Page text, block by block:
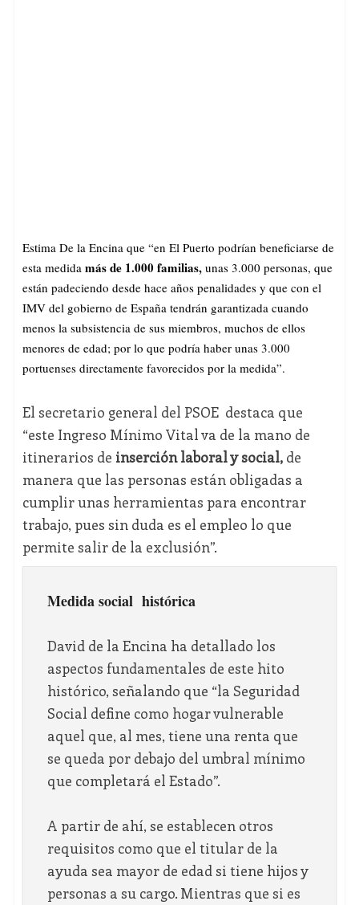
Estima De la Encina que “en El Puerto podrían beneficiarse de
esta medidamás de 1.000 familias,unas 3.000 personas, que
están padeciendo desde hace años penalidades y que con el
IMV del gobierno de España tendrán garantizada cuando
menos la subsistencia de sus miembros, muchos de ellos
menores de edad; por lo que podría haber unas 3.000
portuenses directamente favorecidos por la medida”.
El secretario general del PSOE destaca que
“este Ingreso Mínimo Vital va de la mano de
itinerarios de inserción laboral y social, de
manera que las personas están obligadas a
cumplir unas herramientas para encontrar
trabajo, pues sin duda es el empleo lo que
permite salir de la exclusión”.
Medida social histórica
David de la Encina ha detallado los
aspectos fundamentales de este hito
histórico, señalando que “la Seguridad
Social define como hogar vulnerable
aquel que, al mes, tiene una renta que
se queda por debajo del umbral mínimo
que completará el Estado”.
A partir de ahí, se establecen otros
requisitos como que el titular de la
ayuda sea mayor de edad si tiene hijos y
personas a su cargo. Mientras que si es